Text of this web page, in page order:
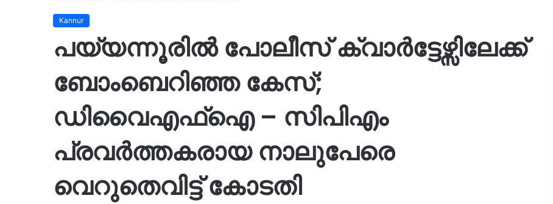
Kannur
പയ്യന്നൂരിൽ പോലീസ് ക്വാർട്ടേഴ്സിലേക്ക്
ബോംബെറിഞ്ഞ കേസ്;
ഡിവൈഎഫ്ഐ – സിപിഎം
പ്രവർത്തകരായ നാലുപേരെ
വെറുതെവിട്ട് കോടതി